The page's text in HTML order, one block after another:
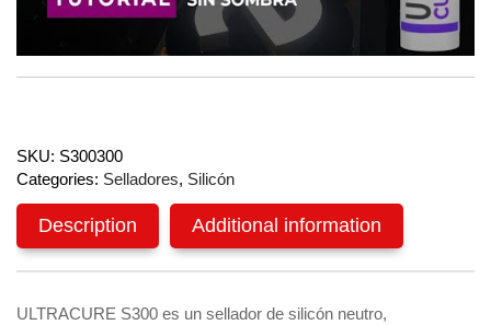
SKU: S300300
Categories: Selladores, Silicón
Description Additional information
ULTRACURE S300 es un sellador de silicón neutro,